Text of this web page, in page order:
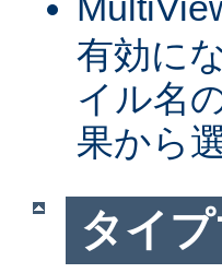
有効に
イル名
果から
タイ